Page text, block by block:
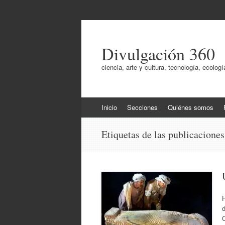
Divulgación 360
ciencia, arte y cultura, tecnología,
al
Inicio Secciones Quiénes somos
Etiquetas de las